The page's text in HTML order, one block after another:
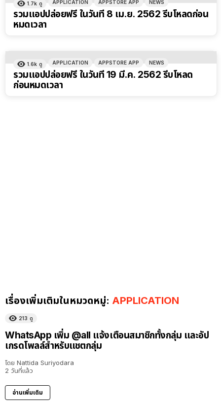
1.7k ดู APPLICATION APPSTORE APP NEWS
รวมแอปปล่อยฟรี ในวันที่ 8 เม.ย. 2562 รีบโหลดก่อน
หมดเวลา
1.6k ดู APPLICATION APPSTORE APP NEWS
รวมแอปปล่อยฟรี ในวันที่ 19 มี.ค. 2562 รีบโหลด
ก่อนหมดเวลา
เรื่องเพิ่มเติมในหมวดหมู่: APPLICATION
213 ดู
WhatsApp เพิ่ม @all แจ้งเตือนสมาชิกทั้งกลุ่ม และอัป
เกรดโพลล์สำหรับแชตกลุ่ม
โดย Nattida Suriyodara
2 วันที่แล้ว
อ่านเพิ่มเติม